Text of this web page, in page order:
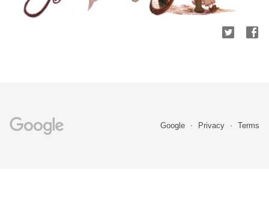
Google Privacy Terms